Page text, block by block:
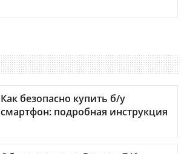
Как безопасно купить б/у
смартфон: подробная инструкция